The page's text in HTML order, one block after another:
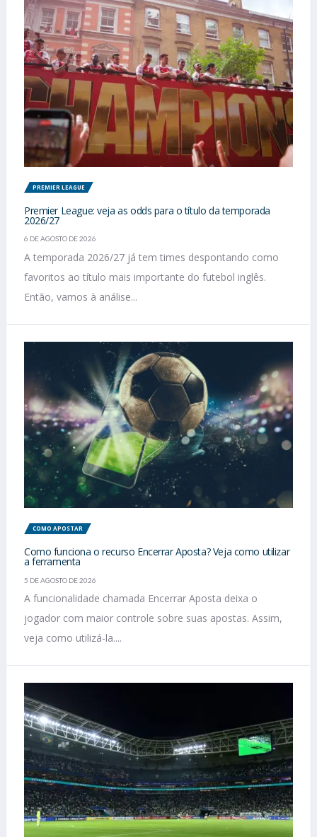
PREMIER LEAGUE
Premier League: veja as odds para o título da temporada
2026/27
6 DE AGOSTO DE 2026
A temporada 2026/27 já tem times despontando como
favoritos ao título mais importante do futebol inglês.
Então, vamos à análise...
COMO APOSTAR
Como funciona o recurso Encerrar Aposta? Veja como utilizar
a ferramenta
5 DE AGOSTO DE 2026
A funcionalidade chamada Encerrar Aposta deixa o
jogador com maior controle sobre suas apostas. Assim,
veja como utilizá-la....